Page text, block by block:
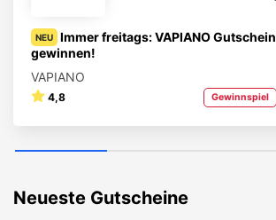
NEU
Immer freitags: VAPIANO Gutschein
gewinnen!
VAPIANO
4,8 Gewinnspiel
Neueste Gutscheine